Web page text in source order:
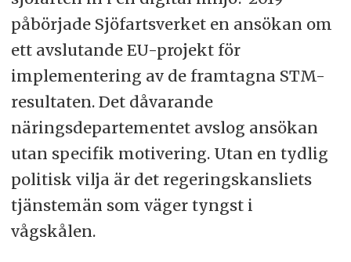
påbörjade Sjöfartsverket en ansökan om
ett avslutande EU-projekt för
implementering av de framtagna STM-
resultaten. Det dåvarande
näringsdepartementet avslog ansökan
utan specifik motivering. Utan en tydlig
politisk vilja är det regeringskansliets
tjänstemän som väger tyngst i
vågskålen.